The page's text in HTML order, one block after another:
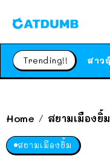
Trending!!
Home / สยามเมืองยิ้ม
สยามเมืองยิ้ม